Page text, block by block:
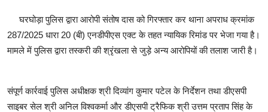
घरघोड़ा पुलिस द्वारा आरोपी संतोष दास को गिरफ्तार कर थाना अपराध क्रमांक
287/2025 धारा 20 (बी) एनडीपीएस एक्ट के तहत न्यायिक रिमांड पर भेजा गया है।
मामले में पुलिस द्वारा तस्करी की श्रृंखला से जुड़े अन्य आरोपियों की तलाश जारी है।
संपूर्ण कार्रवाई पुलिस अधीक्षक श्री दिव्यांग कुमार पटेल के निर्देशन तथा डीएसपी
साइबर सेल श्री अनिल विश्वकर्मा और डीएसपी ट्रैफिक श्री उत्तम प्रताप सिंह के